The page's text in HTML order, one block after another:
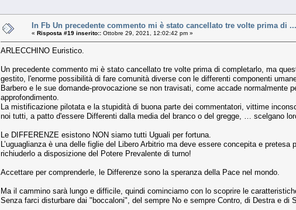
In Fb Un precedente commento mi è stato cancellato tre volte prima di ...
« Risposta #19 inserito:: Ottobre 29, 2021, 12:02:42 pm »
ARLECCHINO Euristico.
Un precedente commento mi è stato cancellato tre volte prima di completarlo, ma
gestito, l'enorme possibilità di fare comunità diverse con le differenti componenti
Barbero e le sue domande-provocazione se non travisati, come accade
approfondimento.
La mistificazione pilotata e la stupidità di buona parte dei commentatori, vittime
noi tutti, a patto d'essere Differenti dalla media del branco o del gregge, … scelgano
Le DIFFERENZE esistono NON siamo tutti Uguali per fortuna.
L’uguaglianza è una delle figlie del Libero Arbitrio ma deve essere concepita e
richiuderlo a disposizione del Potere Prevalente di turno!
Accettare per comprenderle, le Differenze sono la speranza della Pace nel mondo.
Ma il cammino sarà lungo e difficile, quindi cominciamo con lo scoprire le
Senza farci disturbare dai "boccaloni", del sempre No e sempre Contro, di Destra e di